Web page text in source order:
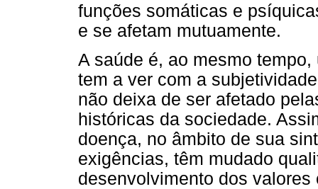
funções somáticas e
e se afetam mutuamente.
A saúde é, ao mesmo
tem a ver com a
não deixa de ser afetado
históricas da sociedade.
doença, no âmbito de sua
exigências, têm mudado
desenvolvimento dos